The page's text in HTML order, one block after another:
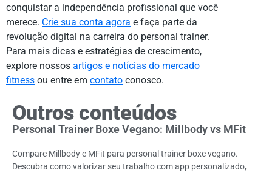
conquistar a independência profissional que você
merece. Crie sua conta agora e faça parte da
revolução digital na carreira do personal trainer.
Para mais dicas e estratégias de crescimento,
explore nossos artigos e notícias do mercado
fitness ou entre em contato conosco.
Outros conteúdos
Personal Trainer Boxe Vegano: Millbody vs MFit
Compare Millbody e MFit para personal trainer boxe vegano.
Descubra como valorizar seu trabalho com app personalizado,